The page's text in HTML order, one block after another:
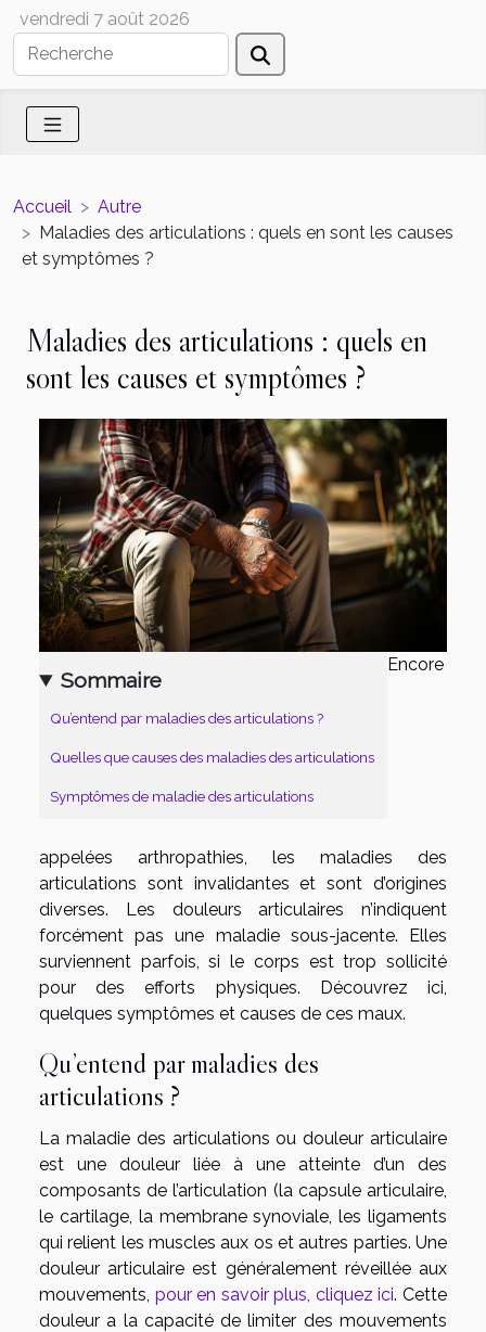
vendredi 7 août 2026
Accueil
Autre
Maladies des articulations : quels en sont les causes
et symptômes ?
Maladies des articulations : quels en
sont les causes et symptômes ?
Sommaire
Qu’entend par maladies des articulations ?
Quelles que causes des maladies des articulations
Symptômes de maladie des articulations
Encore
appelées arthropathies, les maladies des
articulations sont invalidantes et sont d’origines
diverses. Les douleurs articulaires n’indiquent
forcément pas une maladie sous-jacente. Elles
surviennent parfois, si le corps est trop sollicité
pour des efforts physiques. Découvrez ici,
quelques symptômes et causes de ces maux.
Qu’entend par maladies des
articulations ?
La maladie des articulations ou douleur articulaire
est une douleur liée à une atteinte d’un des
composants de l’articulation (la capsule articulaire,
le cartilage, la membrane synoviale, les ligaments
qui relient les muscles aux os et autres parties. Une
douleur articulaire est généralement réveillée aux
mouvements, pour en savoir plus, cliquez ici. Cette
douleur a la capacité de limiter des mouvements